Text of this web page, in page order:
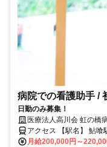
病院での看護助手 /
日勤のみ募集！
医療法人高川会 虹の橋
アクセス 【駅名】 鮎喰
歩13分
月給200,000円～